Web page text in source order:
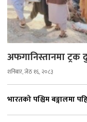
अफगानिस्तानमा ट्रक
शनिबार, जेठ १६, २०८३
भारतको पश्चिम बङ्गालमा